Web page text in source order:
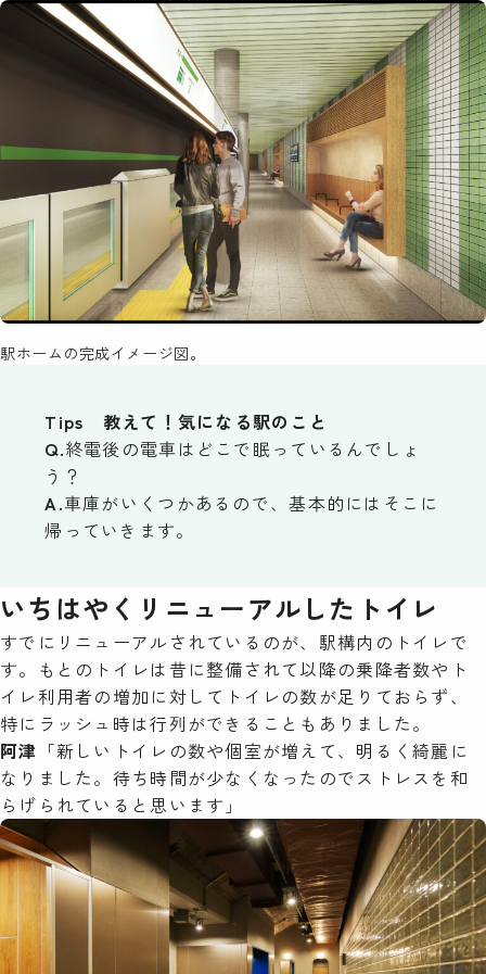
駅ホームの完成イメージ図。
Tips 教えて！気になる駅のこと
Q.終電後の電車はどこで眠っているんでしょ
う？
A.車庫がいくつかあるので、基本的にはそこに
帰っていきます。
いちはやくリニューアルしたトイレ
すでにリニューアルされているのが、駅構内のトイレで
す。もとのトイレは昔に整備されて以降の乗降者数やト
イレ利用者の増加に対してトイレの数が足りておらず、
特にラッシュ時は行列ができることもありました。
阿津 「新しいトイレの数や個室が増えて、明るく綺麗に
なりました。待ち時間が少なくなったのでストレスを和
らげられていると思います」